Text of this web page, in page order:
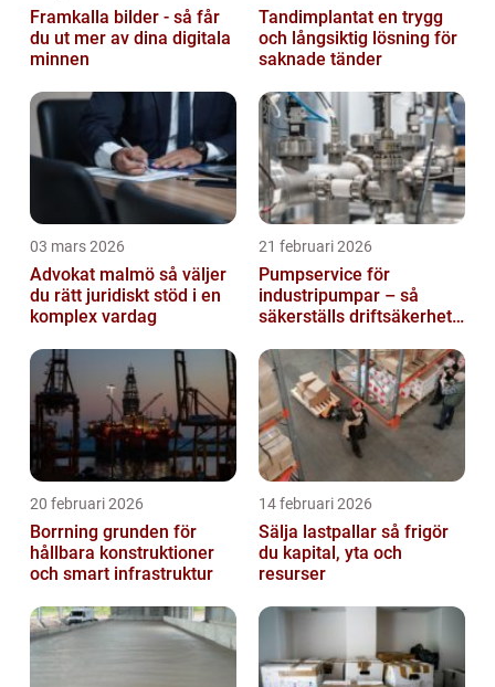
Framkalla bilder - så får
du ut mer av dina digitala
minnen
Tandimplantat en trygg
och långsiktig lösning för
saknade tänder
03 mars 2026
Advokat malmö så väljer
du rätt juridiskt stöd i en
komplex vardag
21 februari 2026
Pumpservice för
industripumpar – så
säkerställs driftsäkerhet
20 februari 2026
Borrning grunden för
hållbara konstruktioner
och smart infrastruktur
14 februari 2026
Sälja lastpallar så frigör
du kapital, yta och
resurser